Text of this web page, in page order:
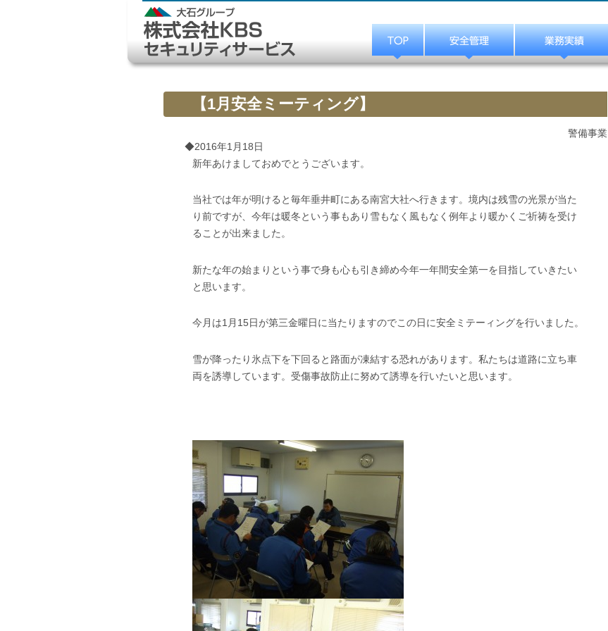
【1月安全ミーティング】
警備事業
◆2016年1月18日
新年あけましておめでとうございます。
当社では年が明けると毎年垂井町にある南宮大社へ行きます。境内は残雪の光景が当た
り前ですが、今年は暖冬という事もあり雪もなく風もなく例年より暖かくご祈祷を受け
ることが出来ました。
新たな年の始まりという事で身も心も引き締め今年一年間安全第一を目指していきたい
と思います。
今月は1月15日が第三金曜日に当たりますのでこの日に安全ミテーィングを行いました。
雪が降ったり氷点下を下回ると路面が凍結する恐れがあります。私たちは道路に立ち車
両を誘導しています。受傷事故防止に努めて誘導を行いたいと思います。